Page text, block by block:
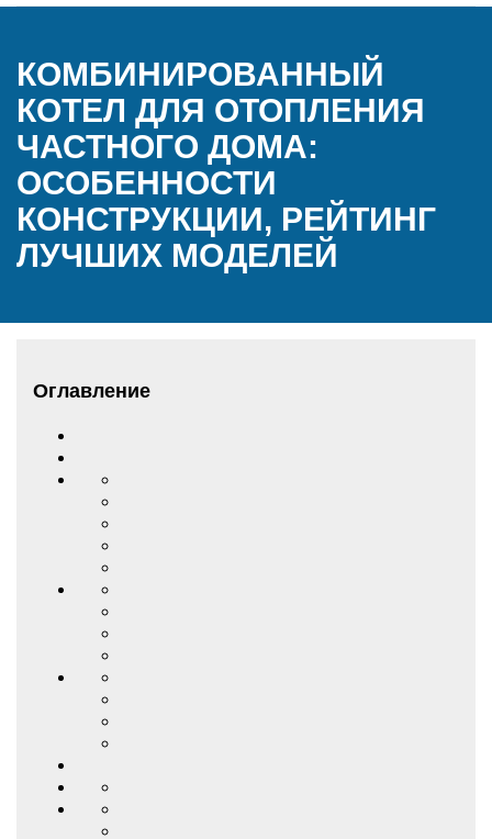
КОМБИНИРОВАННЫЙ
КОТЕЛ ДЛЯ ОТОПЛЕНИЯ
ЧАСТНОГО ДОМА:
ОСОБЕННОСТИ
КОНСТРУКЦИИ, РЕЙТИНГ
ЛУЧШИХ МОДЕЛЕЙ
Оглавление